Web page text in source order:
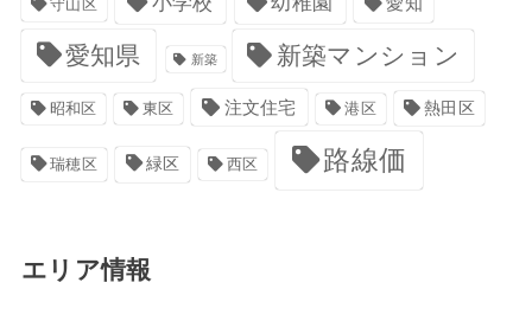
守山区 愛知
愛知県 新築 新築マンション
昭和区 東区 注文住宅 港区 熱田区
瑞穂区 緑区 西区 路線価
エリア情報